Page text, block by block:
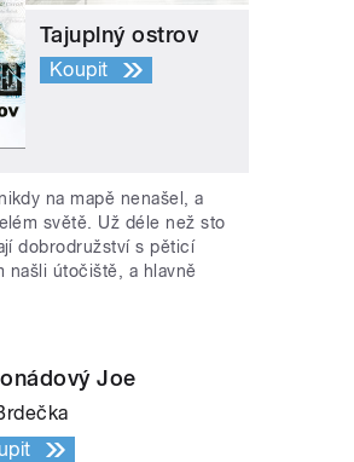
Tajuplný ostrov
Koupit
na mapě nenašel, a
světě. Už déle než sto
dobrodružství s pěticí
našli útočiště, a hlavně
Joe